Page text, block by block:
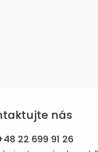
nás
22 699 91 26